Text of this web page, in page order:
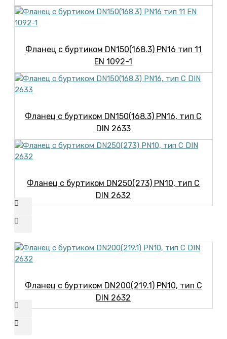
Фланец с буртиком DN150(168.3) PN16 тип 11
EN 1092-1
Фланец с буртиком DN150(168.3) PN16, тип С
DIN 2633
Фланец с буртиком DN250(273) PN10, тип С
DIN 2632
Фланец с буртиком DN200(219.1) PN10, тип С
DIN 2632